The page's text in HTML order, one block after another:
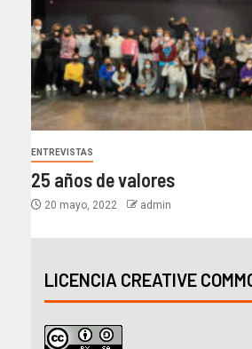
ENTREVISTAS
25 años de valores
20 mayo, 2022 admin
LICENCIA CREATIVE